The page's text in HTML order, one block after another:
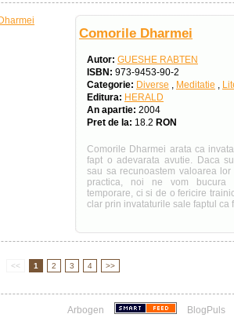
Comorile Dharmei
Autor: GUESHE RABTEN
ISBN: 973-9453-90-2
Categorie: Diverse , Meditatie ,
Editura: HERALD
An apartie: 2004
Pret de la: 18.2 RON
Comorile Dharmei arata ca
fapt o adevarata avutie. Daca
sau sa recunoastem valoarea
practica, noi ne vom bucura
temporare, ci si de o fericire
clar prin invataturile sale faptul ca
<< 1 2 3 4 >>
Arbogen BlogPuls